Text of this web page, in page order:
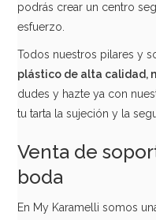
podrás crear un centro
esfuerzo.
Todos nuestros pilares y
plástico de alta calidad,
dudes y hazte ya con
tu tarta la sujeción y la
Venta de
boda
En My Karamelli somos